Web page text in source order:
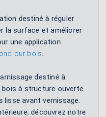
destiné à réguler
la surface et améliorer
une application
dur bois.
destiné à
bois à structure ouverte
lisse avant vernissage.
découvrez notre